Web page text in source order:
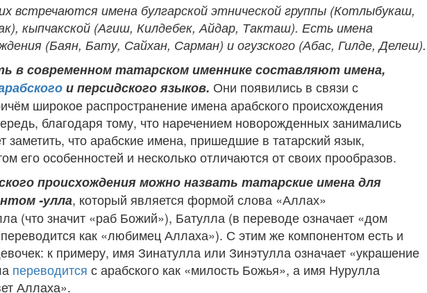
встречаются имена булгарской этнической группы (Котлыбукаш,
кыпчакской (Агиш, Килдебек, Айдар, Такташ). Есть имена
(Баян, Бату, Сайхан, Сарман) и огузского (Абас, Гилде, Делеш).
в современном татарском именнике составляют имена,
и персидского языков. Они появились в связи с
широкое распространение имена арабского происхождения
благодаря тому, что наречением новорожденных занимались
что арабские имена, пришедшие в татарский язык,
его особенностей и несколько отличаются от своих прообразов.
происхождения можно назвать татарские имена для
-улла, который является формой слова «Аллах»
(что значит «раб Божий»), Батулла (в переводе означает «дом
как «любимец Аллаха»). С этим же компонентом есть и
к примеру, имя Зинатулла или Зинэтулла означает «украшение
переводится с арабского как «милость Божья», а имя Нурулла
Аллаха».